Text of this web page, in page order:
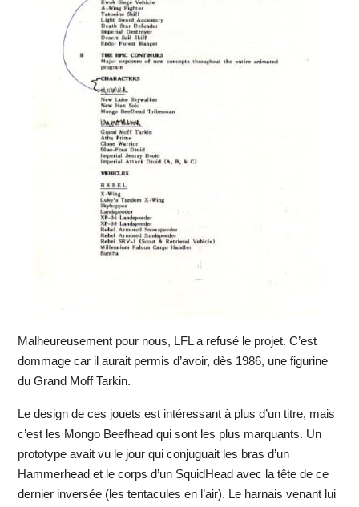
Malheureusement pour nous, LFL a refusé le projet. C’est
dommage car il aurait permis d’avoir, dès 1986, une figurine
du Grand Moff Tarkin.
Le design de ces jouets est intéressant à plus d’un titre, mais
c’est les Mongo Beefhead qui sont les plus marquants. Un
prototype avait vu le jour qui conjuguait les bras d’un
Hammerhead et le corps d’un SquidHead avec la tête de ce
dernier inversée (les tentacules en l’air). Le harnais venant lui